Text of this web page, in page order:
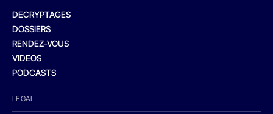
DECRYPTAGES
DOSSIERS
RENDEZ-VOUS
VIDEOS
PODCASTS
LEGAL